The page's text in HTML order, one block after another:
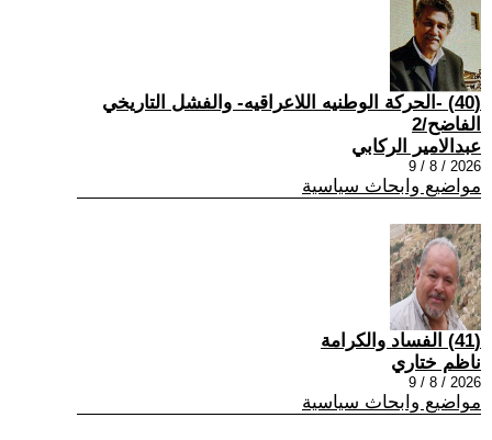
(40) -الحركة الوطنيه اللاعراقيه- والفشل التاريخي
الفاضح/2
عبدالامير الركابي
2026 / 8 / 9
مواضيع وابحاث سياسية
(41) الفساد والكرامة
ناظم ختاري
2026 / 8 / 9
مواضيع وابحاث سياسية